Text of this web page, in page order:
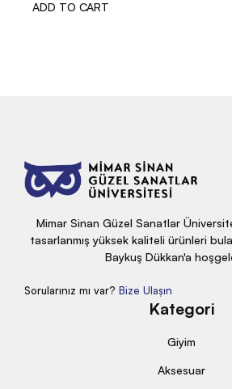
ADD TO CART
Mimar Sinan Güzel Sanatlar
tasarlanmış yüksek kaliteli ürünleri
Baykuş Dükkan'a
Sorularınız mı var? Bize Ulaşın
Kategori
Giyim
Aksesuar